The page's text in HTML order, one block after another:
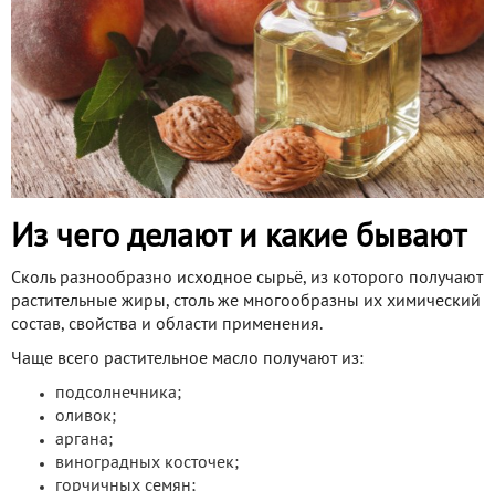
Из чего делают и какие бывают
Сколь разнообразно исходное сырьё, из которого получают
растительные жиры, столь же многообразны их химический
состав, свойства и области применения.
Чаще всего растительное масло получают из:
подсолнечника;
оливок;
аргана;
виноградных косточек;
горчичных семян;